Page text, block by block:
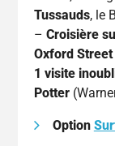
Tussauds, le
–Croisière
Oxford Street
1 visite
Potter
Option